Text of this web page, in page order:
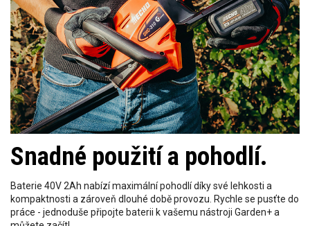
Snadné použití a pohodlí.
Baterie 40V 2Ah nabízí maximální pohodlí díky své lehkosti a
kompaktnosti a zároveň dlouhé době provozu. Rychle se pusťte do
práce - jednoduše připojte baterii k vašemu nástroji Garden+ a